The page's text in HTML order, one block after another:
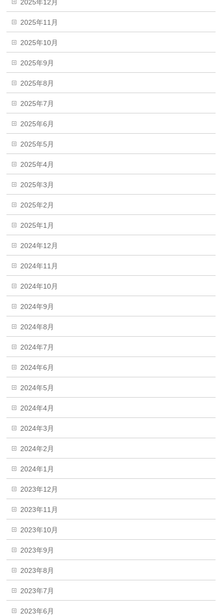
2025年12月
2025年11月
2025年10月
2025年9月
2025年8月
2025年7月
2025年6月
2025年5月
2025年4月
2025年3月
2025年2月
2025年1月
2024年12月
2024年11月
2024年10月
2024年9月
2024年8月
2024年7月
2024年6月
2024年5月
2024年4月
2024年3月
2024年2月
2024年1月
2023年12月
2023年11月
2023年10月
2023年9月
2023年8月
2023年7月
2023年6月